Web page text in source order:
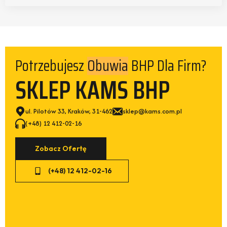
Potrzebujesz Kurtek BHP Dla Firm?
SKLEP KAMS BHP
ul. Pilotów 33, Kraków, 31-462
sklep@kams.com.pl
(+48) 12 412-02-16
Zobacz Ofertę
(+48) 12 412-02-16